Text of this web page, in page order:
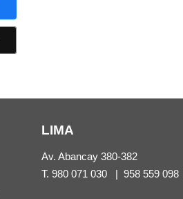
LIMA
Av. Abancay 380-382
T. 980 071 030| 958 559 098